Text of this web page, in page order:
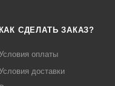
КАК СДЕЛАТЬ ЗАКАЗ?
оплаты
доставки